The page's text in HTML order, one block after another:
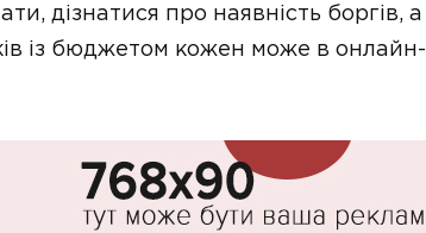
дізнатися про наявність боргів, а
із бюджетом кожен може в онлайн-